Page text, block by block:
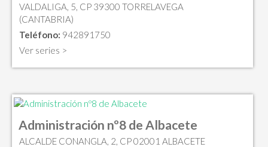
VALDALIGA, 5, CP 39300 TORRELAVEGA
(CANTABRIA)
Teléfono: 942891750
Ver series >
Administración nº8 de Albacete
ALCALDE CONANGLA, 2, CP 02001 ALBACETE